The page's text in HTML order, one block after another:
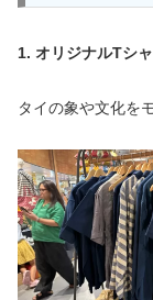
1. オリジナルTシ
タイの象や文化を